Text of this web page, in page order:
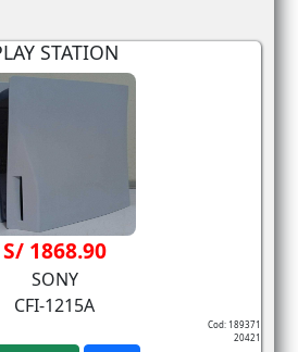
STATION
S/ 1868.90
SONY
CFI-1215A
Cod: 189371
20421